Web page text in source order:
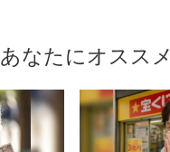
あなたにオススメ